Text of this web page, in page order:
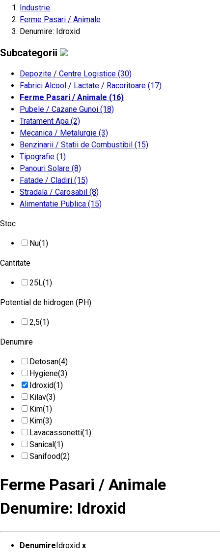
Industrie
Ferme Pasari / Animale
Denumire: Idroxid
Subcategorii
Depozite / Centre Logistice (30)
Fabrici Alcool / Lactate / Racoritoare (17)
Ferme Pasari / Animale (16)
Pubele / Cazane Gunoi (18)
Tratament Apa (2)
Mecanica / Metalurgie (3)
Benzinarii / Statii de Combustibil (15)
Tipografie (1)
Panouri Solare (8)
Fatade / Cladiri (15)
Stradala / Carosabil (8)
Alimentatie Publica (15)
Stoc
Nu(1)
Cantitate
25L(1)
Potential de hidrogen (PH)
2,5(1)
Denumire
Detosan(4)
Hygiene(3)
Idroxid(1)
Kilav(3)
Kim(1)
Kim(3)
Lavacassonetti(1)
Sanical(1)
Sanifood(2)
Ferme Pasari / Animale
Denumire: Idroxid
DenumireIdroxid x